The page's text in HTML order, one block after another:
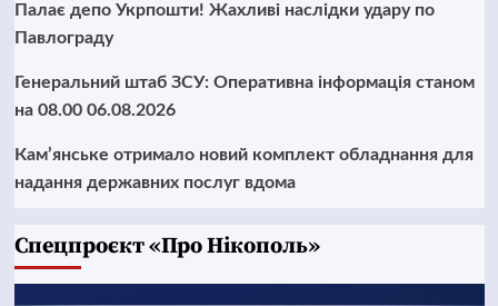
Палає депо Укрпошти! Жахливі наслідки удару по
Павлограду
Генеральний штаб ЗСУ: Оперативна інформація станом
на 08.00 06.08.2026
Кам’янське отримало новий комплект обладнання для
надання державних послуг вдома
Cпецпроєкт «Про Нікополь»